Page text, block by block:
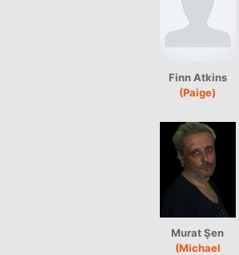
Finn Atkins
(Paige)
Murat Şen
(Michael